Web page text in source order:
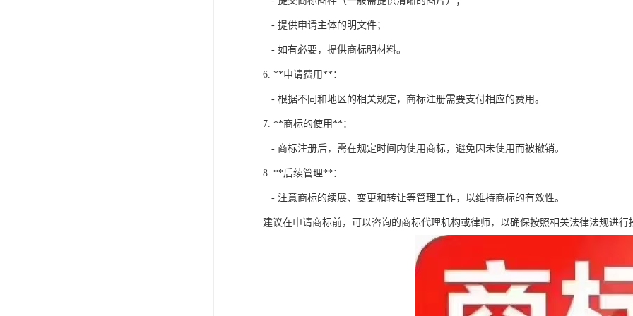
- 提供申请主体的明文件；
- 如有必要，提供商标明材料。
6. **申请费用**：
- 根据不同和地区的相关规定，商标注册需要支付相应的费用。
7. **商标的使用**：
- 商标注册后，需在规定时间内使用商标，避免因未使用而被撤销。
8. **后续管理**：
- 注意商标的续展、变更和转让等管理工作，以维持商标的有效性。
建议在申请商标前，可以咨询的商标代理机构或律师，以确保按照相关法律法规进行